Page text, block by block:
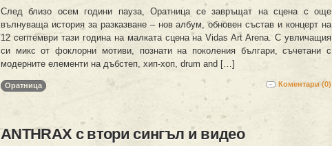
След близо осем години пауза, Оратница се завръщат на сцена с още
вълнуваща история за разказване – нов албум, обновен състав и концерт на
12 септември тази година на малката сцена на Vidas Art Arena. С увличащия
си микс от фоклорни мотиви, познати на поколения българи, съчетани с
модерните елементи на дъбстеп, хип-хоп, drum and […]
Коментари (0)
Оратница
ANTHRAX с втори сингъл и видео